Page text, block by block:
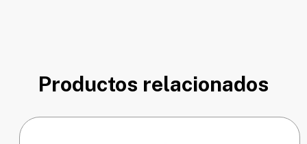
Productos relacionados